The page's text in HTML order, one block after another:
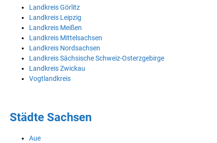
Landkreis Görlitz
Landkreis Leipzig
Landkreis Meißen
Landkreis Mittelsachsen
Landkreis Nordsachsen
Landkreis Sächsische Schweiz-Osterzgebirge
Landkreis Zwickau
Vogtlandkreis
Städte Sachsen
Aue